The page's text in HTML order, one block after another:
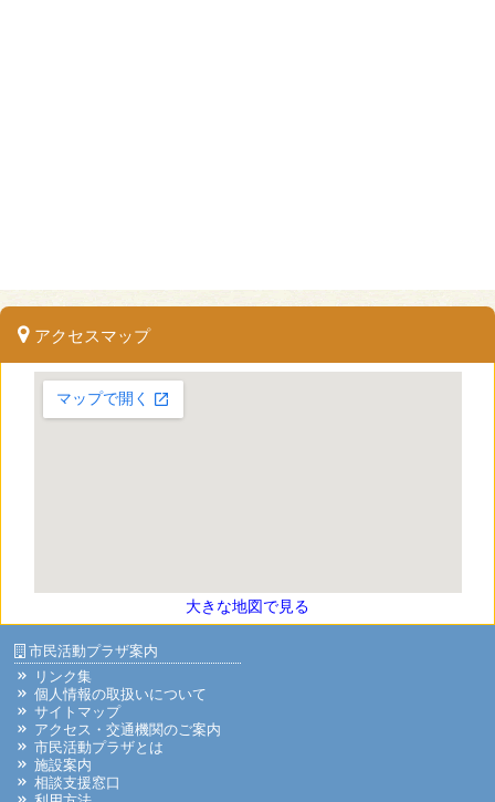
アクセスマップ
大きな地図で見る
市民活動プラザ案内
リンク集
個人情報の取扱いについて
サイトマップ
アクセス・交通機関のご案内
市民活動プラザとは
施設案内
相談支援窓口